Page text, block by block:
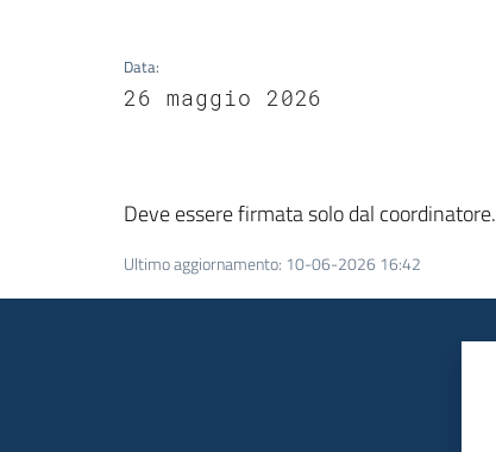
Data:
26 maggio 2026
Deve essere firmata solo dal coordinatore.
Ultimo aggiornamento: 10-06-2026 16:42